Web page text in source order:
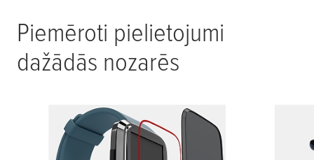
Piemēroti pielietojumi
dažādās nozarēs